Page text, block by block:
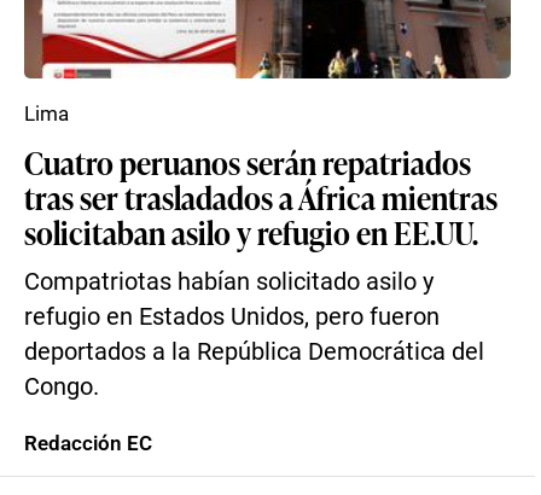
Cuatro peruanos serán repatriados
tras ser trasladados a África mientras
solicitaban asilo y refugio en EE.UU.
Compatriotas habían solicitado asilo y
refugio en Estados Unidos, pero fueron
deportados a la República Democrática del
Congo.
Lima
Redacción EC